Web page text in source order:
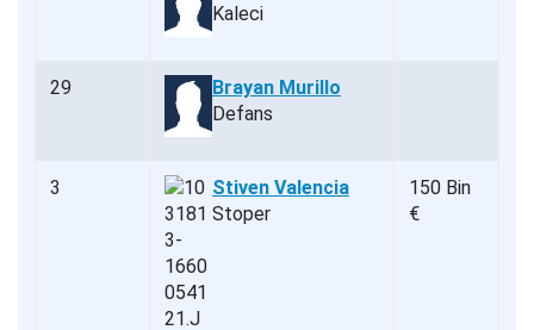
Kaleci
29
Brayan Murillo
Defans
3
Stiven Valencia
Stoper
150 Bin
€